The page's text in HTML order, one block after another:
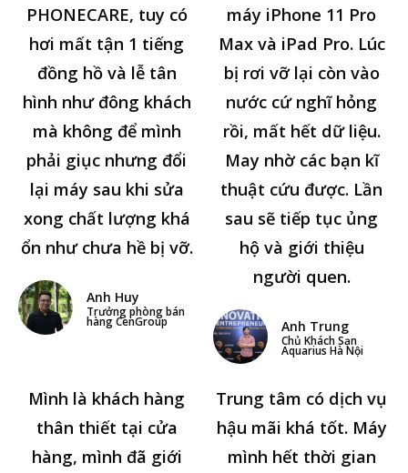
PHONECARE, tuy có
hơi mất tận 1 tiếng
đồng hồ và lễ tân
hình như đông khách
mà không để mình
phải giục nhưng đổi
lại máy sau khi sửa
xong chất lượng khá
ổn như chưa hề bị vỡ.
Anh Huy
Trưởng phòng bán
hàng CenGroup
máy iPhone 11 Pro
Max và iPad Pro. Lúc
bị rơi vỡ lại còn vào
nước cứ nghĩ hỏng
rồi, mất hết dữ liệu.
May nhờ các bạn kĩ
thuật cứu được. Lần
sau sẽ tiếp tục ủng
hộ và giới thiệu
người quen.
Anh Trung
Chủ Khách Sạn
Aquarius Hà Nội
Mình là khách hàng
thân thiết tại cửa
hàng, mình đã giới
Trung tâm có dịch vụ
hậu mãi khá tốt. Máy
mình hết thời gian